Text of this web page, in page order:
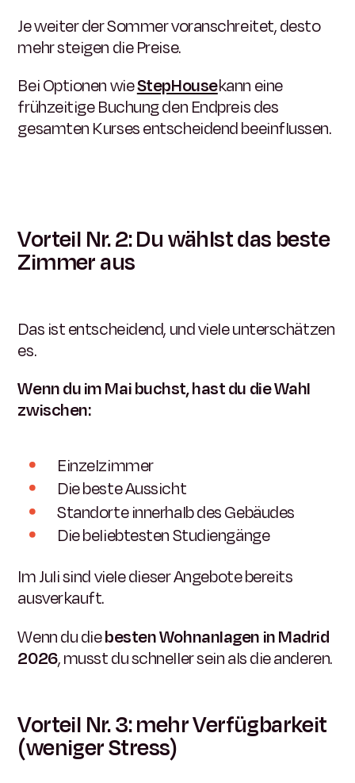
Je weiter der Sommer voranschreitet, desto
mehr steigen die Preise.
Bei Optionen wieStepHousekann eine
frühzeitige Buchung den Endpreis des
gesamten Kurses entscheidend beeinflussen.
Vorteil Nr. 2: Du wählst das beste
Zimmer aus
Das ist entscheidend, und viele unterschätzen
es.
Wenn du im Mai buchst, hast du die Wahl
zwischen:
Einzelzimmer
Die beste Aussicht
Standorte innerhalb des Gebäudes
Die beliebtesten Studiengänge
Im Juli sind viele dieser Angebote bereits
ausverkauft.
Wenn du diebesten Wohnanlagen in Madrid
2026, musst du schneller sein als die anderen.
Vorteil Nr. 3: mehr Verfügbarkeit
(weniger Stress)